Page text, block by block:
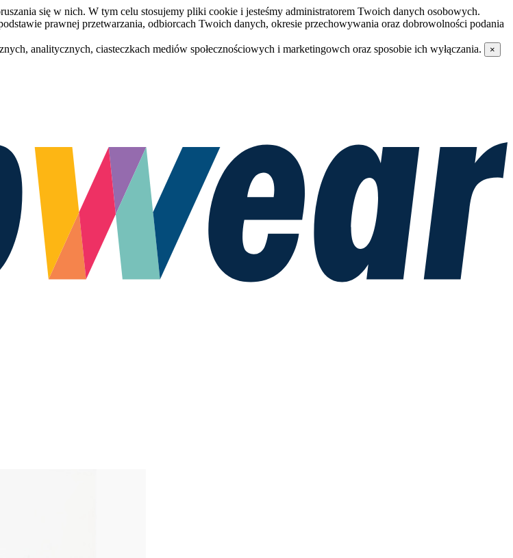
się w nich. W tym celu stosujemy pliki cookie i jesteśmy administratorem Twoich danych osobowych.
prawnej przetwarzania, odbiorcach Twoich danych, okresie przechowywania oraz dobrowolności podania
analitycznych, ciasteczkach mediów społecznościowych i marketingowch oraz sposobie ich wyłączania. ×